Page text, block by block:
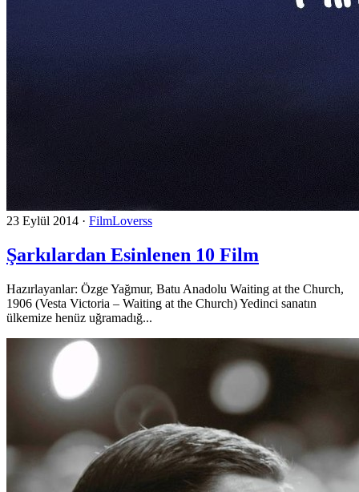
23 Eylül 2014 · FilmLoverss
Şarkılardan Esinlenen 10 Film
Hazırlayanlar: Özge Yağmur, Batu Anadolu Waiting at the Church,
1906 (Vesta Victoria – Waiting at the Church) Yedinci sanatın
ülkemize henüz uğramadığ...